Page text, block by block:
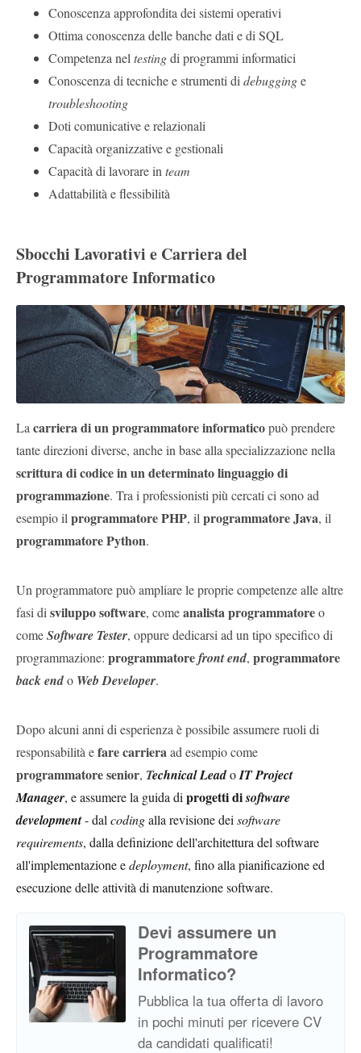
Conoscenza approfondita dei sistemi operativi
Ottima conoscenza delle banche dati e di SQL
Competenza nel testingdi programmi informatici
Conoscenza di tecniche e strumenti di debugginge
troubleshooting
Doti comunicative e relazionali
Capacità organizzative e gestionali
Capacità di lavorare in team
Adattabilità e flessibilità
Sbocchi Lavorativi e Carriera del
Programmatore Informatico
La carriera di un programmatore informaticopuò prendere
tante direzioni diverse, anche in base alla specializzazione nella
scrittura di codice in un determinato linguaggio di
programmazione. Tra i professionisti più cercati ci sono ad
esempio il programmatore PHP, il programmatore Java, il
programmatore Python.
Un programmatore può ampliare le proprie competenze alle altre
fasi di sviluppo software, comeanalista programmatoreo
comeSoftware Tester, oppure dedicarsi ad un tipo specifico di
programmazione: programmatorefront end, programmatore
back endo Web Developer.
Dopo alcuni anni di esperienza è possibile assumere ruoli di
responsabilità efare carrieraad esempio come
programmatore senior, Technical LeadoIT Project
Manager, e assumere la guida di progetti disoftware
development- dal codingalla revisione dei software
requirements, dalla definizione dell'architettura del software
all'implementazione edeployment, fino alla pianificazione ed
esecuzione delle attività di manutenzione software.
Devi assumere un
Programmatore
Informatico?
Pubblica la tua offerta di lavoro
in pochi minuti per ricevere CV
da candidati qualificati!